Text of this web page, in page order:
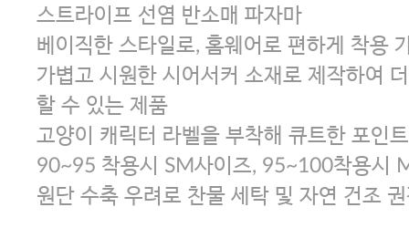
스트라이프 선염 반소매 파자마
베이직한 스타일로, 홈웨어로 편하게 착용
가볍고 시원한 시어서커 소재로 제작하여
할 수 있는 제품
고양이 캐릭터 라벨을 부착해 큐트한 포인
90~95 착용시 SM사이즈, 95~100착용시
원단 수축 우려로 찬물 세탁 및 자연 건조